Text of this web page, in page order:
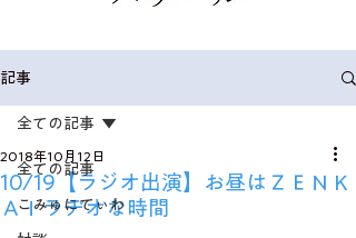
記事
全ての記事
こみゅにてぃわ
全ての記事
10/19【ラジオ出演】お昼はＺＥＮＫ
ＡＩラヂオな時間
2018年10月12日